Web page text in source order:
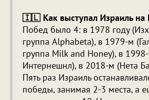
🇮🇱 Как выступал Израиль на
Побед было 4: в 1978 году
группа Alphabeta), в 1979-м
группа Milk and Honey), в
Интернешнл), в 2018-м (Нета
Пять раз Израиль
победы, занимая 2-3 места, а